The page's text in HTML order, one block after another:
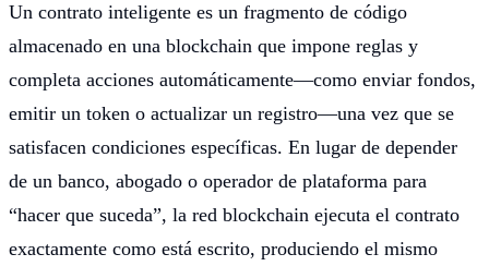
Un contrato inteligente es un fragmento de código
almacenado en una blockchain que impone reglas y
completa acciones automáticamente—como enviar fondos,
emitir un token o actualizar un registro—una vez que se
satisfacen condiciones específicas. En lugar de depender
de un banco, abogado o operador de plataforma para
“hacer que suceda”, la red blockchain ejecuta el contrato
exactamente como está escrito, produciendo el mismo